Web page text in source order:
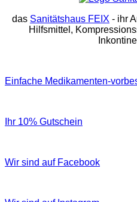
das Sanitätshaus FEIX - ihr
Hilfsmittel,
Einfache Medikamenten-
Ihr 10% Gutschein
Wir sind auf Facebook